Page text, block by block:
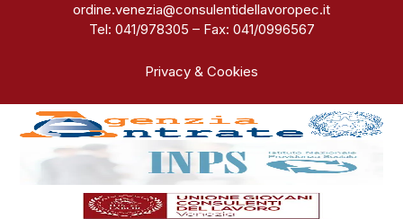
ordine.venezia@consulentidellavoropec.it
Tel: 041/978305 – Fax: 041/0996567
Privacy & Cookies